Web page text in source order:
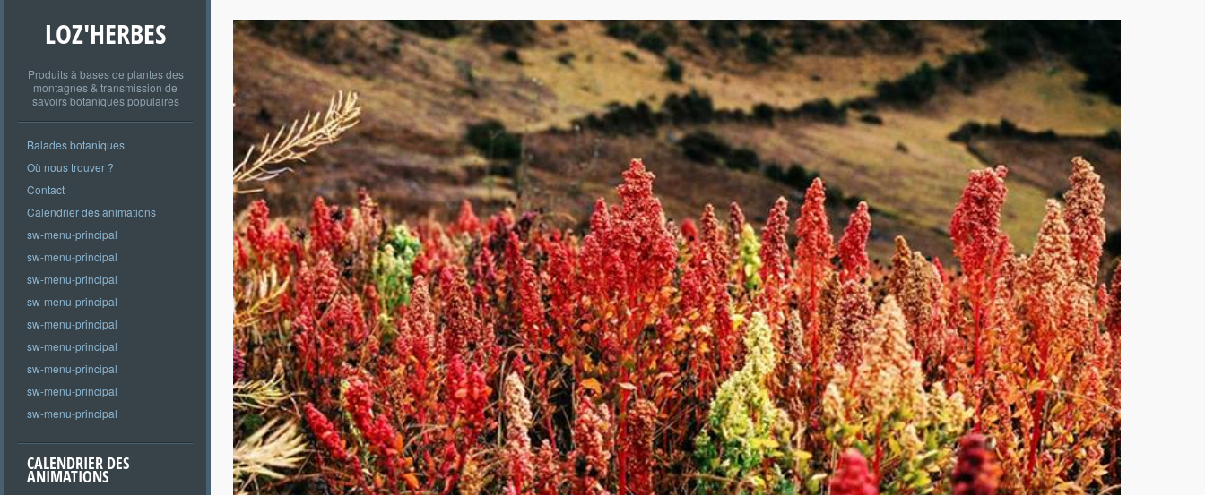
LOZ'HERBES
Produits à bases de plantes des
montagnes & transmission de
savoirs botaniques populaires
Balades botaniques
Où nous trouver ?
Contact
Calendrier des animations
sw-menu-principal
sw-menu-principal
sw-menu-principal
sw-menu-principal
sw-menu-principal
sw-menu-principal
sw-menu-principal
sw-menu-principal
sw-menu-principal
CALENDRIER DES
ANIMATIONS